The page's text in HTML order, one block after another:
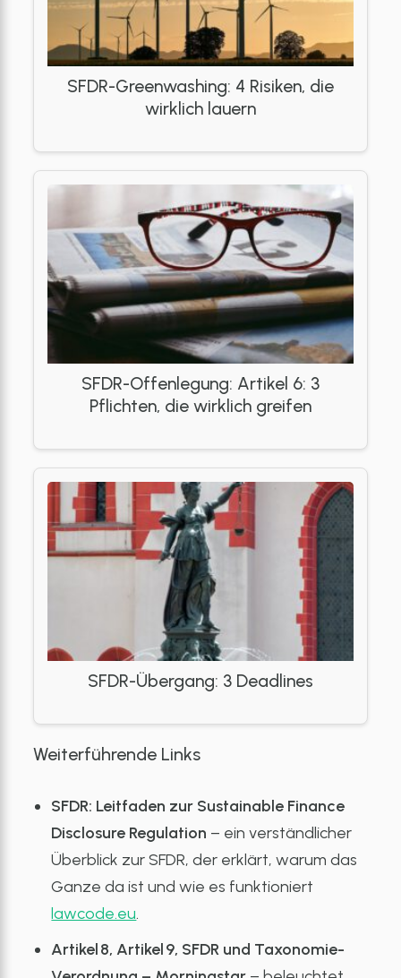
SFDR-Greenwashing: 4 Risiken, die
wirklich lauern
SFDR-Offenlegung: Artikel 6: 3
Pflichten, die wirklich greifen
SFDR-Übergang: 3 Deadlines
Weiterführende Links
SFDR: Leitfaden zur Sustainable Finance
Disclosure Regulation – ein verständlicher
Überblick zur SFDR, der erklärt, warum das
Ganze da ist und wie es funktioniert
lawcode.eu.
Artikel 8, Artikel 9, SFDR und Taxonomie-